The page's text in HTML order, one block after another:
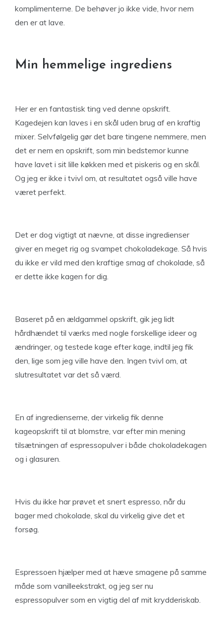
komplimenterne. De behøver jo ikke vide, hvor nem
den er at lave.
Min hemmelige ingrediens
Her er en fantastisk ting ved denne opskrift.
Kagedejen kan laves i en skål uden brug af en kraftig
mixer. Selvfølgelig gør det bare tingene nemmere, men
det er nem en opskrift, som min bedstemor kunne
have lavet i sit lille køkken med et piskeris og en skål.
Og jeg er ikke i tvivl om, at resultatet også ville have
været perfekt.
Det er dog vigtigt at nævne, at disse ingredienser
giver en meget rig og svampet chokoladekage. Så hvis
du ikke er vild med den kraftige smag af chokolade, så
er dette ikke kagen for dig.
Baseret på en ældgammel opskrift, gik jeg lidt
hårdhændet til værks med nogle forskellige ideer og
ændringer, og testede kage efter kage, indtil jeg fik
den, lige som jeg ville have den. Ingen tvivl om, at
slutresultatet var det så værd.
En af ingredienserne, der virkelig fik denne
kageopskrift til at blomstre, var efter min mening
tilsætningen af ​​espressopulver i både chokoladekagen
og i glasuren.
Hvis du ikke har prøvet et snert espresso, når du
bager med chokolade, skal du virkelig give det et
forsøg.
Espressoen hjælper med at hæve smagene på samme
måde som vanilleekstrakt, og jeg ser nu
espressopulver som en vigtig del af mit krydderiskab.